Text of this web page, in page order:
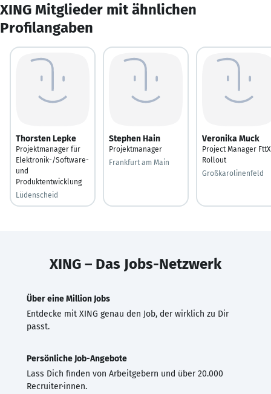
XING Mitglieder mit ähnlichen
Profilangaben
Thorsten Lepke
Projektmanager für
Elektronik-/Software-
und
Produktentwicklung
Lüdenscheid
Stephen Hain
Projektmanager
Frankfurt am Main
Veronika Muck
Project Manager FttX
Rollout
Großkarolinenfeld
XING – Das Jobs-Netzwerk
Über eine Million Jobs
Entdecke mit XING genau den Job, der wirklich zu Dir
passt.
Persönliche Job-Angebote
Lass Dich finden von Arbeitgebern und über 20.000
Recruiter·innen.